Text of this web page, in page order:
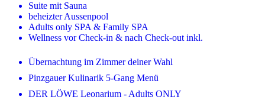
Suite mit Sauna
beheizter Aussenpool
Adults only SPA & Family SPA
Wellness vor Check-in & nach Check-out inkl.
Übernachtung im Zimmer deiner Wahl
Pinzgauer Kulinarik 5-Gang Menü
DER LÖWE Leonarium - Adults ONLY